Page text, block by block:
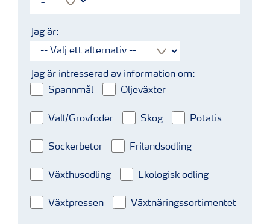
Jag är:
Jag är intresserad av information om:
Spannmål
Oljeväxter
Vall/Grovfoder Skog Potatis
Sockerbetor Frilandsodling
Växthusodling Ekologisk odling
Växtpressen Växtnäringssortimentet